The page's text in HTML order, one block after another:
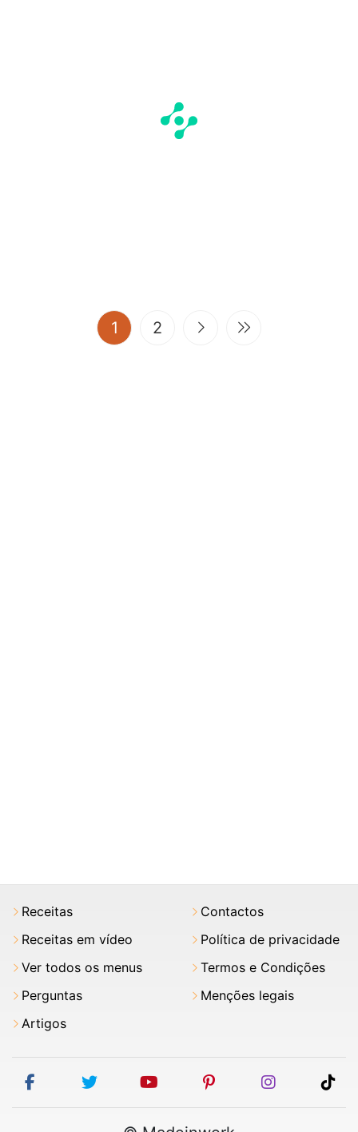
1 (current)
2
Receitas
Receitas em vídeo
Ver todos os menus
Perguntas
Artigos
Contactos
Política de privacidade
Termos e Condições
Menções legais
facebooktwitter youtubepinterestinstagram